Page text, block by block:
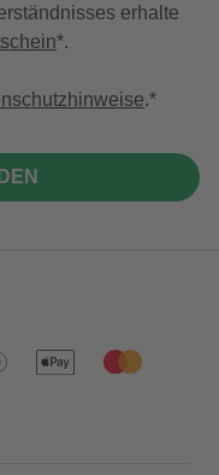
erhalte
*.
.